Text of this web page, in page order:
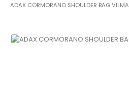
ADAX CORMORANO SHOULDER BAG VILMA